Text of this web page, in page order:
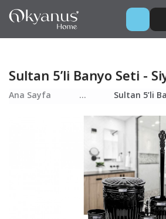
Sultan 5’li Banyo Seti -
Ana Sayfa ... Sultan 5’li